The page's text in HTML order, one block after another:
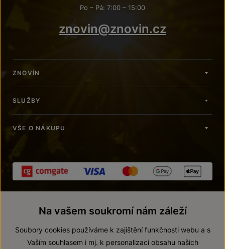
Po – Pá: 7:00 – 15:00
znovin@znovin.cz
ZNOVÍN
SLUŽBY
VŠE O NÁKUPU
Na vašem soukromí nám záleží
Soubory cookies používáme k zajištění funkčnosti webu a s
Vaším souhlasem i mj. k personalizaci obsahu našich